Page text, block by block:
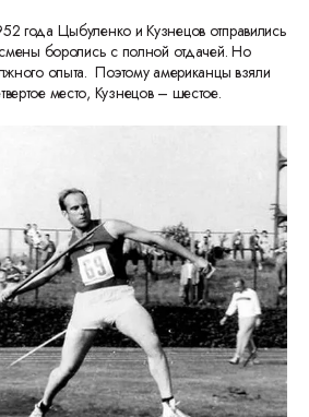
года Цыбуленко и Кузнецов отправились
боролись с полной отдачей. Но
опыта. Поэтому американцы взяли
место, Кузнецов – шестое.